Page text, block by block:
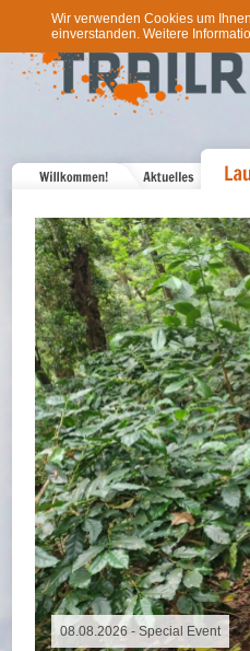
Wir verwenden Cookies um
einverstanden. Weitere
09.11.2025 - Spalter Freiheit